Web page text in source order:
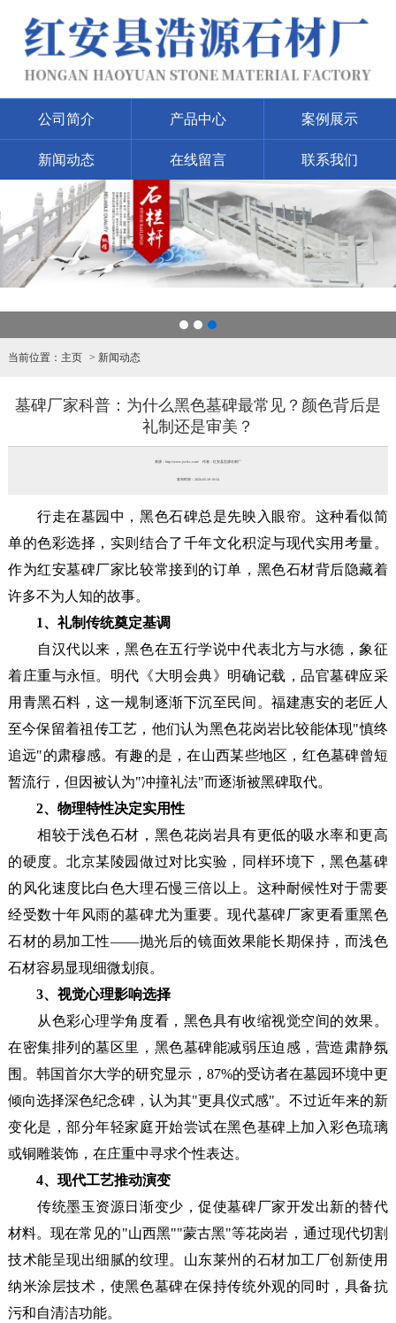
公司简介 产品中心 案例展示
新闻动态 在线留言 联系我们
1 2
3
当前位置： 主页 新闻动态
墓碑厂家科普：为什么黑色墓碑最常见？颜色背后是
礼制还是审美？
来源：http://www.jxcfsc.com/ 作者：红安县浩源石材厂
发布时间：2026-05-18 10:54
行走在墓园中，黑色石碑总是先映入眼帘。这种看似简
单的色彩选择，实则结合了千年文化积淀与现代实用考量。
作为红安墓碑厂家比较常接到的订单，黑色石材背后隐藏着
许多不为人知的故事。
1、礼制传统奠定基调
自汉代以来，黑色在五行学说中代表北方与水德，象征
着庄重与永恒。明代《大明会典》明确记载，品官墓碑应采
用青黑石料，这一规制逐渐下沉至民间。福建惠安的老匠人
至今保留着祖传工艺，他们认为黑色花岗岩比较能体现"慎终
追远"的肃穆感。有趣的是，在山西某些地区，红色墓碑曾短
暂流行，但因被认为"冲撞礼法"而逐渐被黑碑取代。
2、物理特性决定实用性
相较于浅色石材，黑色花岗岩具有更低的吸水率和更高
的硬度。北京某陵园做过对比实验，同样环境下，黑色墓碑
的风化速度比白色大理石慢三倍以上。这种耐候性对于需要
经受数十年风雨的墓碑尤为重要。现代墓碑厂家更看重黑色
石材的易加工性——抛光后的镜面效果能长期保持，而浅色
石材容易显现细微划痕。
3、视觉心理影响选择
从色彩心理学角度看，黑色具有收缩视觉空间的效果。
在密集排列的墓区里，黑色墓碑能减弱压迫感，营造肃静氛
围。韩国首尔大学的研究显示，87%的受访者在墓园环境中更
倾向选择深色纪念碑，认为其"更具仪式感"。不过近年来的新
变化是，部分年轻家庭开始尝试在黑色基碑上加入彩色琉璃
或铜雕装饰，在庄重中寻求个性表达。
4、现代工艺推动演变
传统墨玉资源日渐变少，促使墓碑厂家开发出新的替代
材料。现在常见的"山西黑""蒙古黑"等花岗岩，通过现代切割
技术能呈现出细腻的纹理。山东莱州的石材加工厂创新使用
纳米涂层技术，使黑色墓碑在保持传统外观的同时，具备抗
污和自清洁功能。